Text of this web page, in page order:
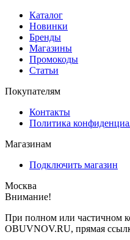
Каталог
Новинки
Бренды
Магазины
Промокоды
Статьи
Покупателям
Контакты
Политика
Магазинам
Подключить магазин
Москва
Внимание!
При полном или частичном
OBUVNOV.RU, прямая